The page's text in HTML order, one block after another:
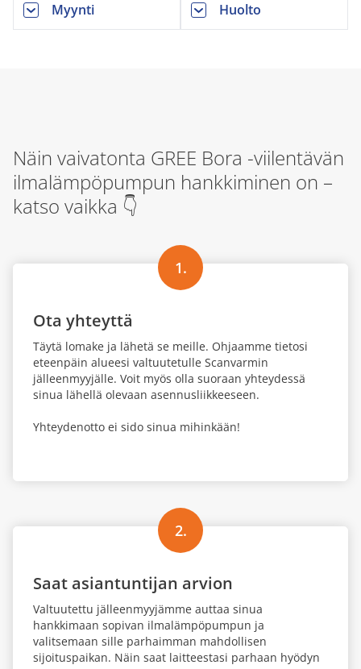
Myynti Huolto
Näin vaivatonta GREE Bora -viilentävän
ilmalämpöpumpun hankkiminen on –
katso vaikka 👇
1.
Ota yhteyttä
Täytä lomake ja lähetä se meille. Ohjaamme tietosi
eteenpäin alueesi valtuutetulle Scanvarmin
jälleenmyyjälle. Voit myös olla suoraan yhteydessä
sinua lähellä olevaan asennusliikkeeseen.
Yhteydenotto ei sido sinua mihinkään!
2.
Saat asiantuntijan arvion
Valtuutettu jälleenmyyjämme auttaa sinua
hankkimaan sopivan ilmalämpöpumpun ja
valitsemaan sille parhaimman mahdollisen
sijoituspaikan. Näin saat laitteestasi parhaan hyödyn